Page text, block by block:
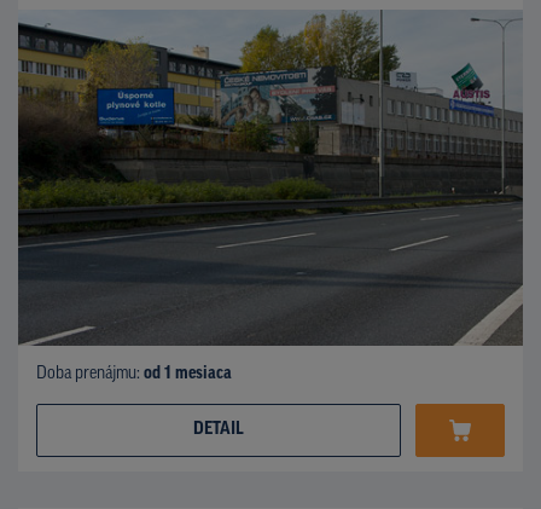
Doba prenájmu: od 1 mesiaca
DETAIL